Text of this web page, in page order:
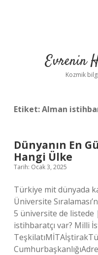
Evrenin
Kozmik
Etiket:Alman
Dünyanın En
Hangi Ülke
Tarih: Ocak 3, 2025
Türkiye mit dünyada
Üniversite
5 üniversite de listede
istihbaratçı var? Milli